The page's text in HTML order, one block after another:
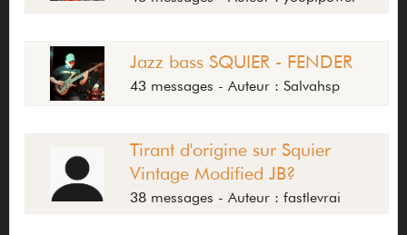
Jazz bass SQUIER - FENDER
43 messages - Auteur : Salvahsp
Tirant d'origine sur Squier
Vintage Modified JB?
38 messages - Auteur : fastlevrai